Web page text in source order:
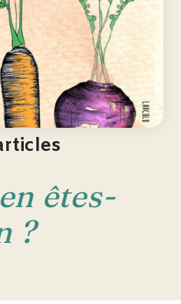
êtes-
?